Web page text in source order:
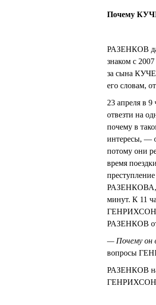
Почему
РАЗЕНКОВ
знаком с
за сына
его словам,
23 апреля в
отвезти на
почему в
интересы, —
потому они
время
РАЗЕНКОВА,
минут. К 11
ГЕНРИХСОН
РАЗЕНКОВ
— Почему он
вопросы
РАЗЕНКОВ на
ГЕНРИХСОН,